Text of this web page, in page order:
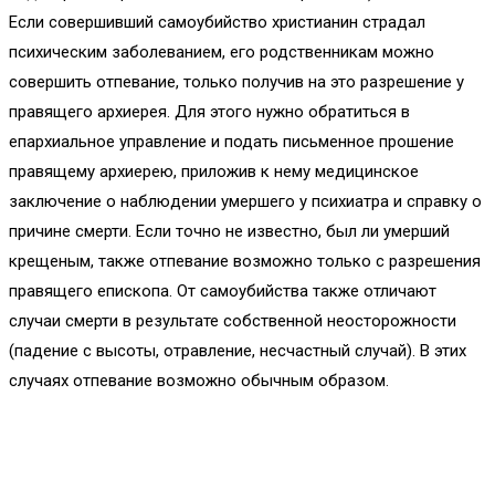
Если совершивший самоубийство христианин страдал
психическим заболеванием, его родственникам можно
совершить отпевание, только получив на это разрешение у
правящего архиерея. Для этого нужно обратиться в
епархиальное управление и подать письменное прошение
правящему архиерею, приложив к нему медицинское
заключение о наблюдении умершего у психиатра и справку о
причине смерти. Если точно не известно, был ли умерший
крещеным, также отпевание возможно только с разрешения
правящего епископа. От самоубийства также отличают
случаи смерти в результате собственной неосторожности
(падение с высоты, отравление, несчастный случай). В этих
случаях отпевание возможно обычным образом.